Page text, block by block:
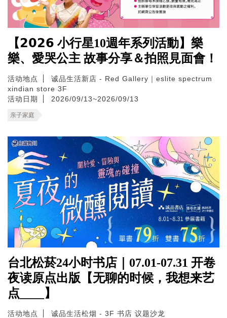
【𝟮𝟬𝟮𝟲 小行星10週年系列活動】樂
樂、愛哭公主 故事分享＆拍照見面會！
活动地点
诚品生活新店 - Red Gallery｜eslite spectrum
xindian store 3F
活动日期
2026/09/13~2026/09/13
亲子家庭
台北松菸24小时书店｜07.01-07.31 开卷
夜读原点出版【无聊的时候，我想来艺
点____】
活动地点
诚品生活松烟 - 3F 书店 议题沙龙